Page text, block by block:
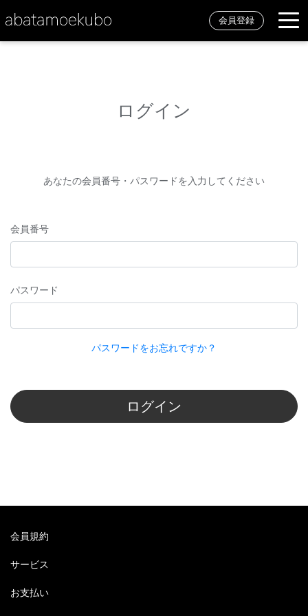
会員登録
ログイン
あなたの会員番号・パスワードを入力してください
会員番号
パスワード
パスワードをお忘れですか？
ログイン
会員規約
サービス
お支払い